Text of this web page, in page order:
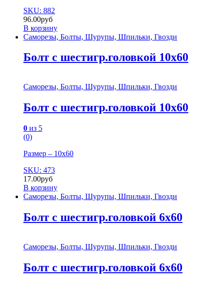
SKU: 882
96.00руб
В корзину
Саморезы, Болты, Шурупы, Шпильки, Гвозди
Болт с шестигр.головкой 10х60
Саморезы, Болты, Шурупы, Шпильки, Гвозди
Болт с шестигр.головкой 10х60
0 из 5
(0)
Размер – 10х60
SKU: 473
17.00руб
В корзину
Саморезы, Болты, Шурупы, Шпильки, Гвозди
Болт с шестигр.головкой 6х60
Саморезы, Болты, Шурупы, Шпильки, Гвозди
Болт с шестигр.головкой 6х60